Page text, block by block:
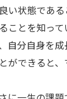
い状態であ
とを知って
自分自身を成
ができると